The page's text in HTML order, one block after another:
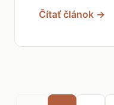
Čítať článok →